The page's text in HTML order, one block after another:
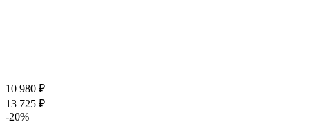
10 980 ₽
13 725 ₽
-20%